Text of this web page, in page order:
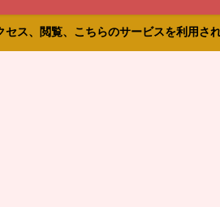
ス、閲覧、こちらのサービスを利用